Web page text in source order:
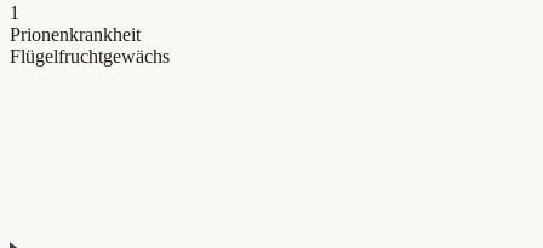
1
Prionenkrankheit
Flügelfruchtgewächs